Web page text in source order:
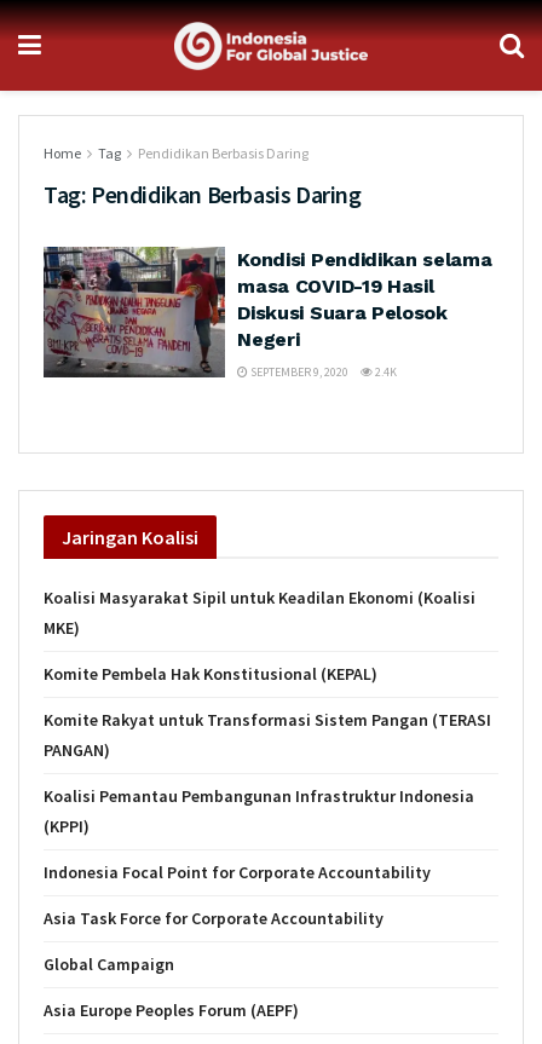
Home Tag Pendidikan Berbasis Daring
Tag: Pendidikan Berbasis Daring
Kondisi Pendidikan selama
masa COVID-19 Hasil
Diskusi Suara Pelosok
Negeri
SEPTEMBER 9, 2020 2.4K
Jaringan Koalisi
Koalisi Masyarakat Sipil untuk Keadilan Ekonomi (Koalisi
MKE)
Komite Pembela Hak Konstitusional (KEPAL)
Komite Rakyat untuk Transformasi Sistem Pangan (TERASI
PANGAN)
Koalisi Pemantau Pembangunan Infrastruktur Indonesia
(KPPI)
Indonesia Focal Point for Corporate Accountability
Asia Task Force for Corporate Accountability
Global Campaign
Asia Europe Peoples Forum (AEPF)